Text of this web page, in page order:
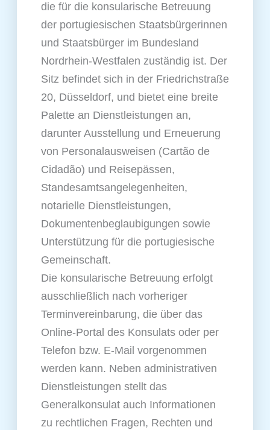
die für die konsularische Betreuung
der portugiesischen Staatsbürgerinnen
und Staatsbürger im Bundesland
Nordrhein‑Westfalen zuständig ist. Der
Sitz befindet sich in der Friedrichstraße
20, Düsseldorf, und bietet eine breite
Palette an Dienstleistungen an,
darunter Ausstellung und Erneuerung
von Personalausweisen (Cartão de
Cidadão) und Reisepässen,
Standesamtsangelegenheiten,
notarielle Dienstleistungen,
Dokumentenbeglaubigungen sowie
Unterstützung für die portugiesische
Gemeinschaft.
Die konsularische Betreuung erfolgt
ausschließlich nach vorheriger
Terminvereinbarung, die über das
Online‑Portal des Konsulats oder per
Telefon bzw. E‑Mail vorgenommen
werden kann. Neben administrativen
Dienstleistungen stellt das
Generalkonsulat auch Informationen
zu rechtlichen Fragen, Rechten und